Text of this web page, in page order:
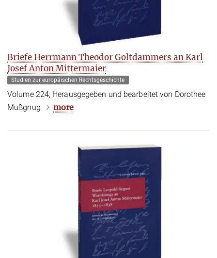
Briefe Herrmann Theodor Goltdammers an Karl
Josef Anton Mittermaier
Studien zur europäischen Rechtsgeschichte
Volume 224, Herausgegeben und bearbeitet von Dorothee
Mußgnug
more